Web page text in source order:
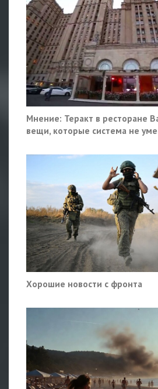
Мнение: Теракт в ресторане
вещи, которые система не
Хорошие новости с фронта